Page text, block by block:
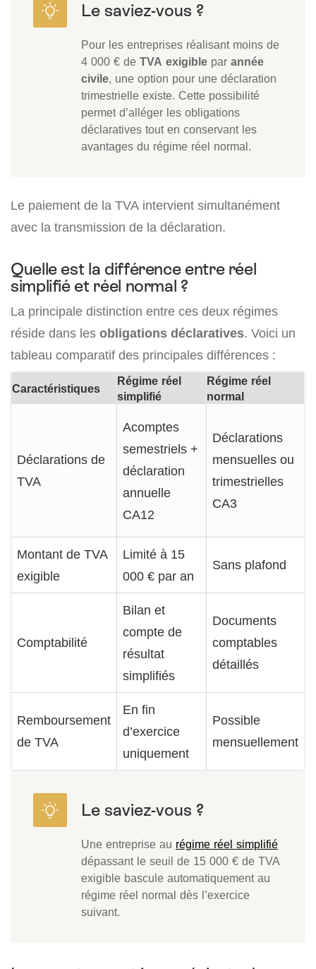
Pour les entreprises réalisant moins de
4 000 € de TVA exigible par année
civile, une option pour une déclaration
trimestrielle existe. Cette possibilité
permet d’alléger les obligations
déclaratives tout en conservant les
avantages du régime réel normal.
Le paiement de la TVA intervient simultanément
avec la transmission de la déclaration.
Quelle est la différence entre réel
simplifié et réel normal ?
La principale distinction entre ces deux régimes
réside dans les obligations déclaratives. Voici un
tableau comparatif des principales différences :
Caractéristiques
Régime réel
simplifié
Régime réel
normal
Déclarations de
TVA
Acomptes
semestriels +
déclaration
annuelle
CA12
Déclarations
mensuelles ou
trimestrielles
CA3
Montant de TVA
exigible
Limité à 15
000 € par an
Sans plafond
Comptabilité
Bilan et
compte de
résultat
simplifiés
Documents
comptables
détaillés
Remboursement
de TVA
En fin
d’exercice
uniquement
Possible
mensuellement
Une entreprise au régime réel simplifié
dépassant le seuil de 15 000 € de TVA
exigible bascule automatiquement au
régime réel normal dès l’exercice
suivant.